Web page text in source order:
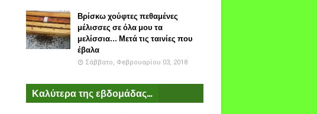
Βρίσκω χούφτες πεθαμένες
μέλισσες σε όλα μου τα
μελίσσια... Μετά τις ταινίες που
έβαλα
Σάββατο, Φεβρουαρίου 03, 2018
Καλύτερα της εβδομάδας...